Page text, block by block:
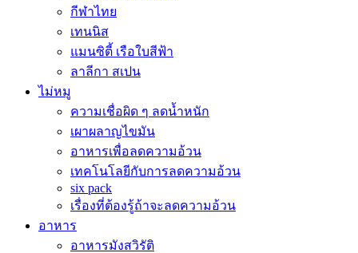
กีฬาไทย
เทนนิส
แมนซิตี้ เรือใบสีฟ้า
ลาลีกา สเปน
ไม่หมู
ความเชื่อผิด ๆ ลดน้ำหนัก
เผาผลาญไขมัน
อาหารเพื่อลดความอ้วน
เทคโนโลยีกับการลดความอ้วน
six pack
เรื่องที่ต้องรู้ถ้าจะลดความอ้วน
อาหาร
อาหารมังสวิรัติ